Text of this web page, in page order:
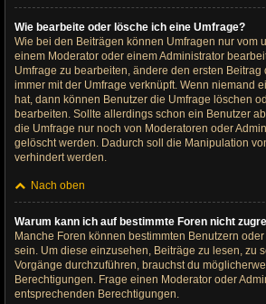
Wie bearbeite oder lösche ich eine Umfrage?
Wie bei den Beiträgen können Umfragen nur vom
einem Moderator oder einem Administrator
Umfrage zu bearbeiten, ändere den ersten Beitrag
immer mit der Umfrage verknüpft. Wenn niemand
hat, dann können Benutzer die Umfrage löschen
bearbeiten. Sollte allerdings schon ein Benutzer
die Umfrage nur noch von Moderatoren oder
gelöscht werden. Dadurch soll die Manipulation
verhindert werden.
Nach oben
Warum kann ich auf bestimmte Foren nicht
Manche Foren können bestimmten Benutzern
sein. Um diese einzusehen, Beiträge zu lesen, zu
Vorgänge durchzuführen, brauchst du
Berechtigungen. Frage einen Moderator oder
entsprechenden Berechtigungen.